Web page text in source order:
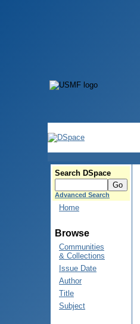
Search DSpace
Advanced Search
Home
Browse
Communities
& Collections
Issue Date
Author
Title
Subject